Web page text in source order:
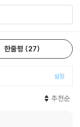
한줄평 27
설정
추천순